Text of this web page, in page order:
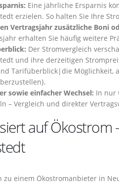
Eine jährliche Ersparnis
erzielen. So halten Sie Ihre
Vertragsjahr zusätzliche Boni
erhalten Sie häufig weitere
Der Stromvergleich
und ihre derzeitigen
Tarifüberblick|die Möglichkeit,
sowie einfacher Wechsel: In nur
– Vergleich und direkter
auf Ökostrom
zu einem Ökostromanbieter in